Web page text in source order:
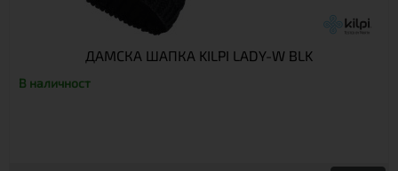
ДАМСКА ШАПКА KILPI LADY-W BLK
В наличност